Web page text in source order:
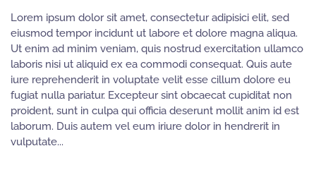
Lorem ipsum dolor sit amet, consectetur adipisici elit, sed
eiusmod tempor incidunt ut labore et dolore magna aliqua.
Ut enim ad minim veniam, quis nostrud exercitation ullamco
laboris nisi ut aliquid ex ea commodi consequat. Quis aute
iure reprehenderit in voluptate velit esse cillum dolore eu
fugiat nulla pariatur. Excepteur sint obcaecat cupiditat non
proident, sunt in culpa qui officia deserunt mollit anim id est
laborum. Duis autem vel eum iriure dolor in hendrerit in
vulputate...